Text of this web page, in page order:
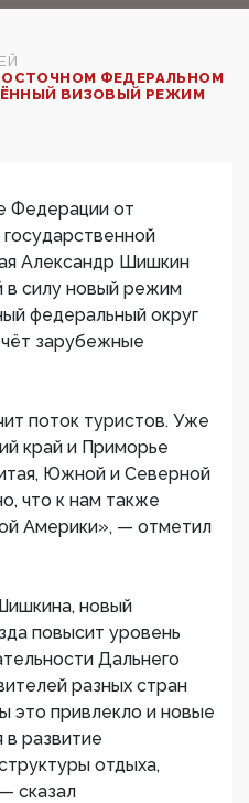
ФЕДЕРАЛЬНОМ
ВИЗОВЫЙ РЕЖИМ
Федерации от
Александр Шишкин
в силу новый режим
федеральный округ
зарубежные
поток туристов. Уже
край и Приморье
Южной и Северной
что к нам также
Америки», — отметил
новый
повысит уровень
Дальнего
разных стран
это привлекло и новые
развитие
отдыха,
сказал